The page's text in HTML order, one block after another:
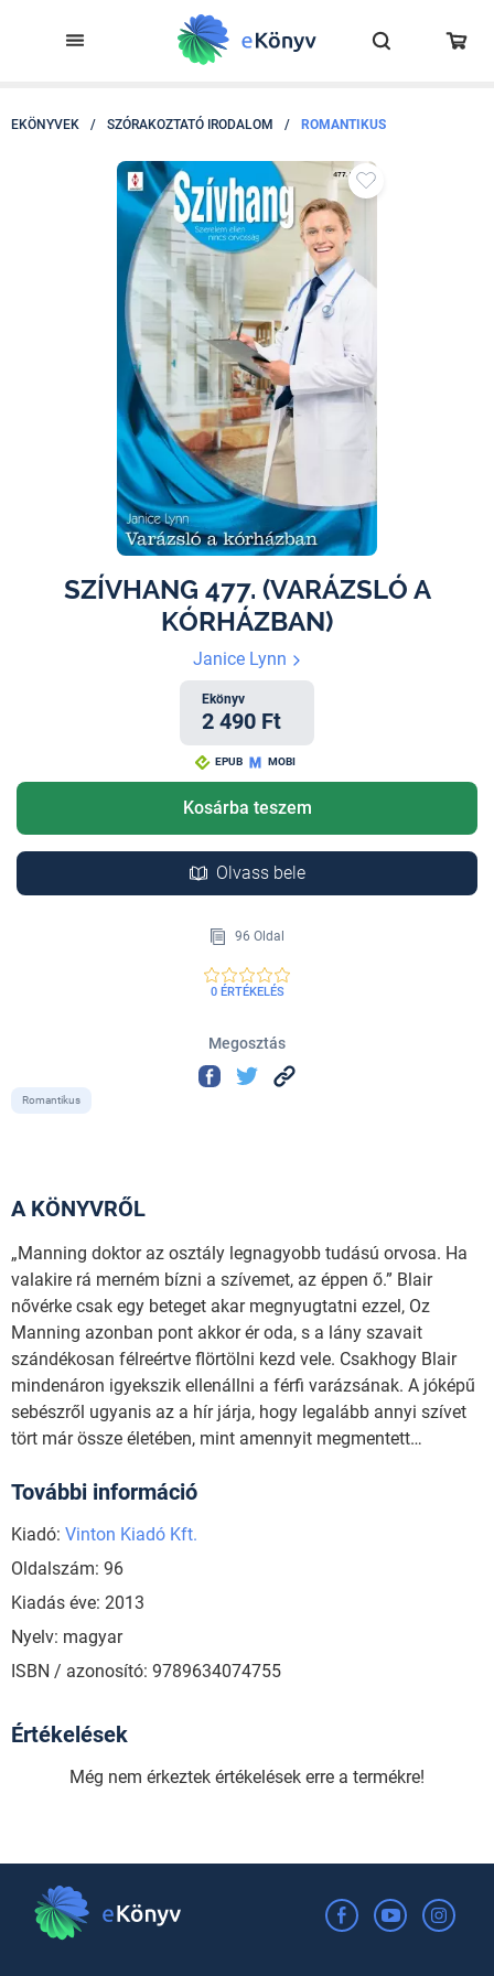
EKÖNYVEK / SZÓRAKOZTATÓ IRODALOM / ROMANTIKUS
SZÍVHANG 477. (VARÁZSLÓ A
KÓRHÁZBAN)
Janice Lynn
Ekönyv
2 490 Ft
EPUB MOBI
Kosárba teszem
Olvass bele
96 Oldal
0 ÉRTÉKELÉS
Megosztás
Romantikus
A KÖNYVRŐL
„Manning doktor az osztály legnagyobb tudású orvosa. Ha
valakire rá merném bízni a szívemet, az éppen ő.” Blair
nővérke csak egy beteget akar megnyugtatni ezzel, Oz
Manning azonban pont akkor ér oda, s a lány szavait
szándékosan félreértve flörtölni kezd vele. Csakhogy Blair
mindenáron igyekszik ellenállni a férfi varázsának. A jóképű
sebészről ugyanis az a hír járja, hogy legalább annyi szívet
tört már össze életében, mint amennyit megmentett…
További információ
Kiadó: Vinton Kiadó Kft.
Oldalszám: 96
Kiadás éve: 2013
Nyelv: magyar
ISBN / azonosító: 9789634074755
Értékelések
Még nem érkeztek értékelések erre a termékre!